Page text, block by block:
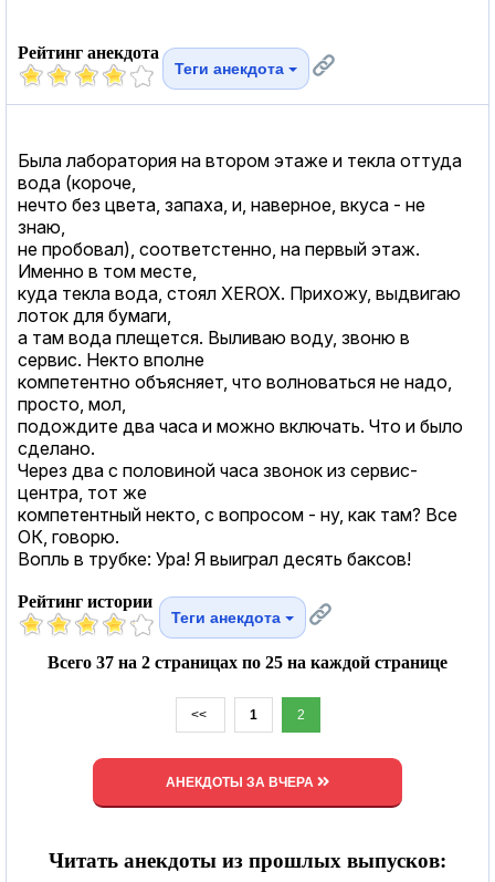
Рейтинг анекдота
Теги анекдота
Была лаборатория на втором этаже и текла оттуда
вода (короче,
нечто без цвета, запаха, и, наверное, вкуса - не
знаю,
не пробовал), соответстенно, на первый этаж.
Именно в том месте,
куда текла вода, стоял XEROX. Прихожу, выдвигаю
лоток для бумаги,
а там вода плещется. Выливаю воду, звоню в
сервис. Некто вполне
компетентно объясняет, что волноваться не надо,
просто, мол,
подождите два часа и можно включать. Что и было
сделано.
Через два с половиной часа звонок из сервис-
центра, тот же
компетентный некто, с вопросом - ну, как там? Все
ОК, говорю.
Вопль в трубке: Ура! Я выиграл десять баксов!
Рейтинг истории
Теги анекдота
Всего 37 на 2 страницах по 25 на каждой странице
<< 1 2
АНЕКДОТЫ ЗА ВЧЕРА
Читать анекдоты из прошлых выпусков: